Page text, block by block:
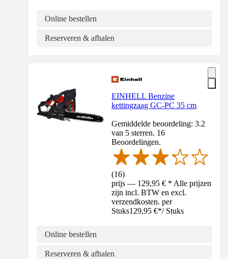
Online bestellen
Reserveren & afhalen
EINHELL Benzine
kettingzaag GC-PC 35 cm
Gemiddelde beoordeling: 3.2
van 5 sterren. 16
Beoordelingen.
(16)
prijs — 129,95 € * Alle prijzen
zijn incl. BTW en excl.
verzendkosten. per
Stuks129,95 €*/ Stuks
Online bestellen
Reserveren & afhalen